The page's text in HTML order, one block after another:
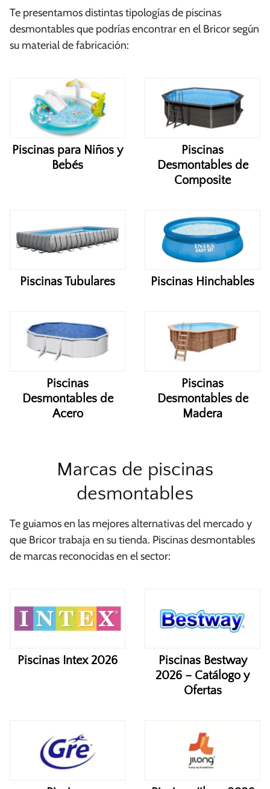
Te presentamos distintas tipologías de piscinas
desmontables que podrías encontrar en el Bricor según
su material de fabricación:
Piscinas para Niños y
Bebés
Piscinas
Desmontables de
Composite
Piscinas Tubulares Piscinas Hinchables
Piscinas
Desmontables de
Acero
Piscinas
Desmontables de
Madera
Marcas de piscinas
desmontables
Te guiamos en las mejores alternativas del mercado y
que Bricor trabaja en su tienda. Piscinas desmontables
de marcas reconocidas en el sector:
Piscinas Intex 2026
Piscinas Bestway
2026 – Catálogo y
Ofertas